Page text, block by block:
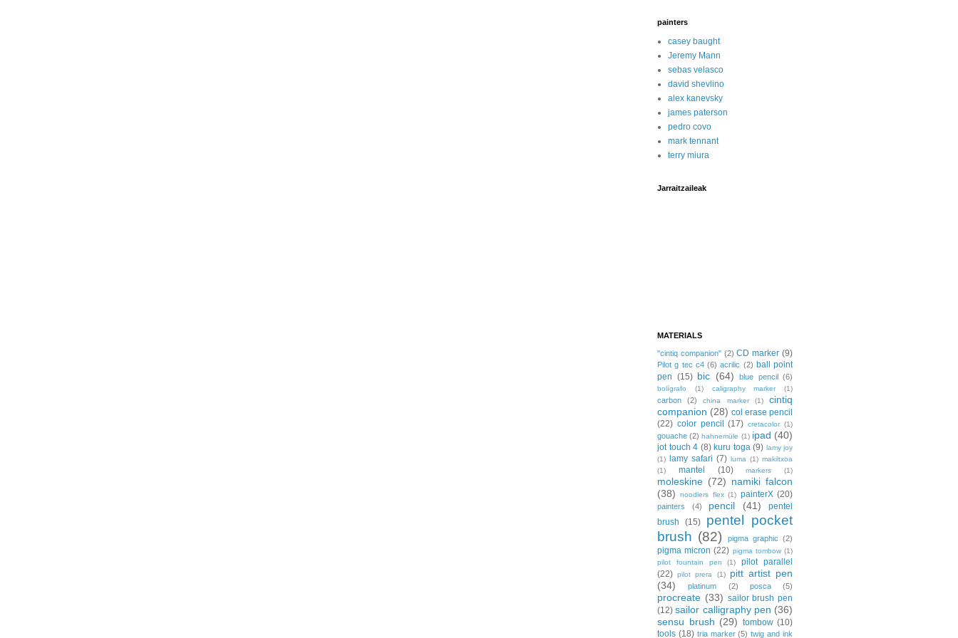
painters
casey baught
Jeremy Mann
sebas velasco
david shevlino
alex kanevsky
james paterson
pedro covo
mark tennant
terry miura
Jarraitzaileak
MATERIALS
"cintiq companion" (2) CD marker (9)
Pilot g tec c4 (6) acrilic (2) ball point
pen (15) bic (64) blue pencil (6)
bolígrafo (1) caligraphy marker (1)
carbon (2) china marker (1)
cintiq
companion (28) col erase pencil
(22) color pencil (17) cretacolor (1)
gouache (2) hahnemüle (1) ipad (40)
jot touch 4 (8) kuru toga (9) lamy joy
(1) lamy safari (7) luma (1) makiltxoa
(1)
mantel (10) markers (1)
moleskine (72) namiki falcon
(38)
noodlers flex (1) painterX (20)
painters (4) pencil (41)
pentel
brush
(15)
pentel pocket
brush (82) pigma graphic (2)
pigma micron (22) pigma tombow (1)
pilot fountain pen
(1)
pilot parallel
(22) pilot prera (1)
pitt artist pen
(34)
platinum (2) posca (5)
procreate (33) sailor brush pen
(12) sailor calligraphy pen (36)
sensu brush (29) tombow (10)
tools (18) tria marker (5) twig and ink